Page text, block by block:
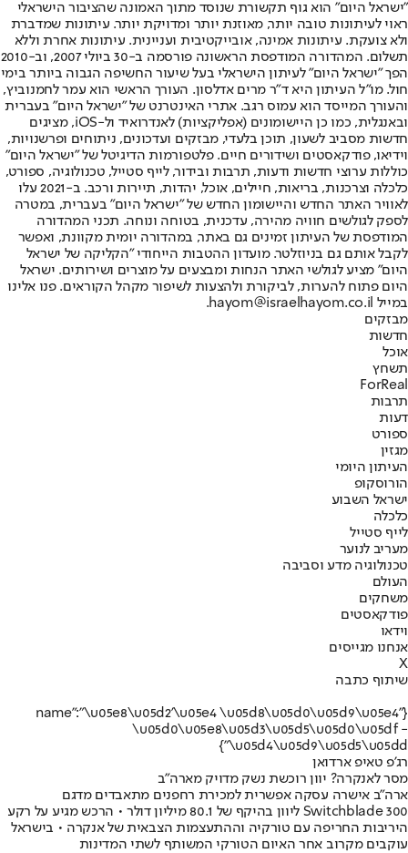
"ישראל היום" הוא גוף תקשורת שנוסד מתוך האמונה שהציבור הישראלי
ראוי לעיתונות טובה יותר, מאוזנת יותר ומדויקת יותר. עיתונות שמדברת
ולא צועקת. עיתונות אמינה, אובייקטיבית ועניינית. עיתונות אחרת וללא
תשלום. המהדורה המודפסת הראשונה פורסמה ב-30 ביולי 2007, וב-2010
הפך "ישראל היום" לעיתון הישראלי בעל שיעור החשיפה הגבוה ביותר בימי
חול. מו"ל העיתון היא ד"ר מרים אדלסון. העורך הראשי הוא עמר לחמנוביץ,
והעורך המייסד הוא עמוס רגב. אתרי האינטרנט של "ישראל היום" בעברית
ובאנגלית, כמו כן היישומונים (אפליקציות) לאנדרואיד ול-iOS, מציגים
חדשות מסביב לשעון, תוכן בלעדי, מבזקים ועדכונים, ניתוחים ופרשנויות,
וידיאו, פודקאסטים ושידורים חיים. פלטפורמות הדיגיטל של "ישראל היום"
כוללות ערוצי חדשות ודעות, תרבות ובידור, לייף סטייל, טכנולוגיה, ספורט,
כלכלה וצרכנות, בריאות, חיילים, אוכל, יהדות, תיירות ורכב. ב-2021 עלו
לאוויר האתר החדש והיישומון החדש של "ישראל היום" בעברית, במטרה
לספק לגולשים חוויה מהירה, עדכנית, בטוחה ונוחה. תכני המהדורה
המודפסת של העיתון זמינים גם באתר, במהדורה יומית מקוונת, ואפשר
לקבל אותם גם בניוזלטר. מועדון ההטבות הייחודי "הקליקה של ישראל
היום" מציע לגולשי האתר הנחות ומבצעים על מוצרים ושירותים. ישראל
היום פתוח להערות, לביקורת ולהצעות לשיפור מקהל הקוראים. פנו אלינו
במייל hayom@israelhayom.co.il.
מבזקים
חדשות
אוכל
תשחץ
ForReal
תרבות
דעות
ספורט
מגזין
העיתון היומי
הורוסקופ
ישראל השבוע
כלכלה
לייף סטייל
מעריב לנוער
טכנולוגיה מדע וסביבה
העולם
משחקים
פודקאסטים
וידאו
אנחנו מגייסים
X
שיתוף כתבה
{"name":"\u05e8\u05d2'\u05e4 \u05d8\u05d0\u05d9\u05e4
\u05d0\u05e8\u05d3\u05d5\u05d0\u05df -
\u05d4\u05d9\u05d5\u05dd"}
רג'פ טאיפ ארדואן
מסר לאנקרה? יוון רוכשת נשק מדויק מארה"ב
ארה"ב אישרה עסקה אפשרית למכירת רחפנים מתאבדים מדגם
Switchblade 300 ליוון בהיקף של 80.1 מיליון דולר • הרכש מגיע על רקע
היריבות החריפה עם טורקיה וההתעצמות הצבאית של אנקרה • בישראל
עוקבים מקרוב אחר האיום הטורקי המשותף לשתי המדינות